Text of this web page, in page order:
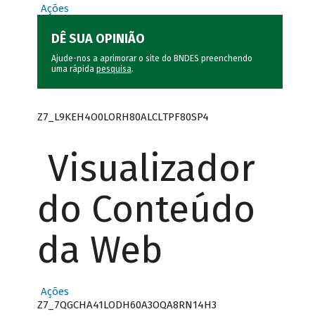
Ações
DÊ SUA OPINIÃO
Ajude-nos a aprimorar o site do BNDES preenchendo
uma rápida pesquisa.
Z7_L9KEH4O0LORH80ALCLTPF80SP4
Visualizador
do Conteúdo
da Web
Ações
Z7_7QGCHA41LODH60A3OQA8RN14H3